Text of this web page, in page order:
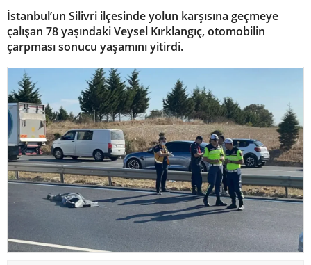
İstanbul’un Silivri ilçesinde yolun karşısına geçmeye
çalışan 78 yaşındaki Veysel Kırklangıç, otomobilin
çarpması sonucu yaşamını yitirdi.